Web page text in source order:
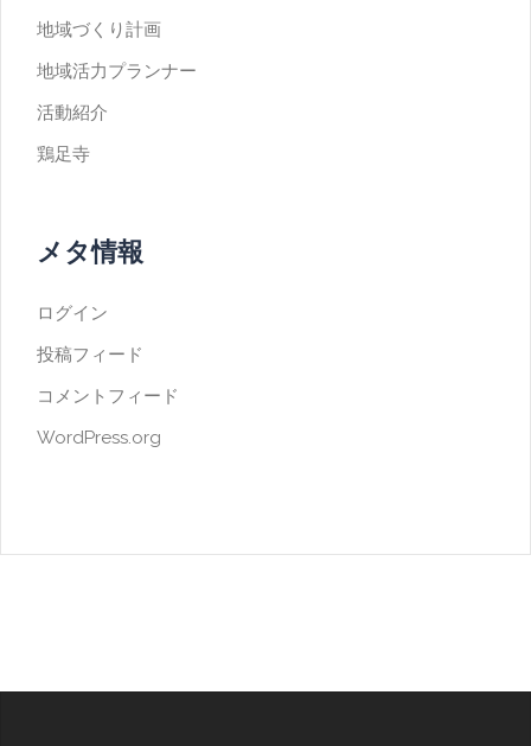
地域づくり計画
地域活力プランナー
活動紹介
鶏足寺
メタ情報
ログイン
投稿フィード
コメントフィード
WordPress.org